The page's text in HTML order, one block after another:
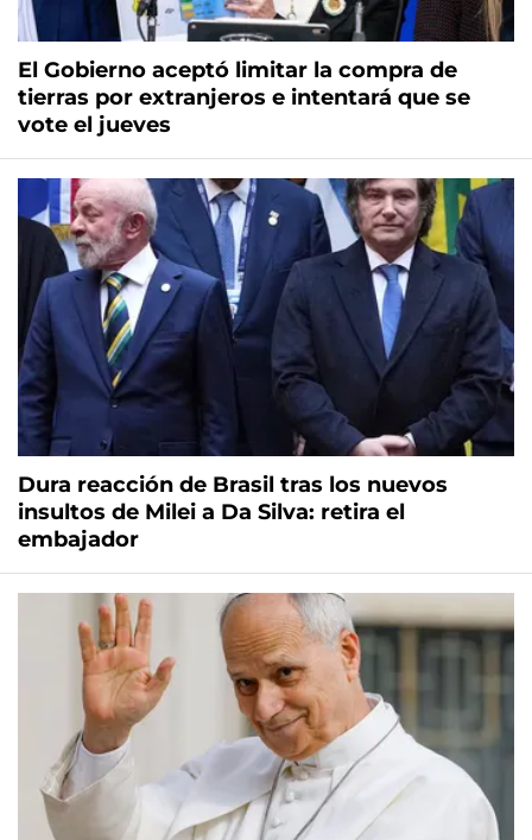
El Gobierno aceptó limitar la compra de
tierras por extranjeros e intentará que se
vote el jueves
Dura reacción de Brasil tras los nuevos
insultos de Milei a Da Silva: retira el
embajador